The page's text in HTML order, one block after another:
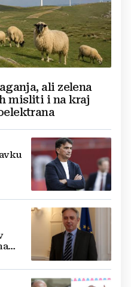
ali zelena
misliti i na kraj